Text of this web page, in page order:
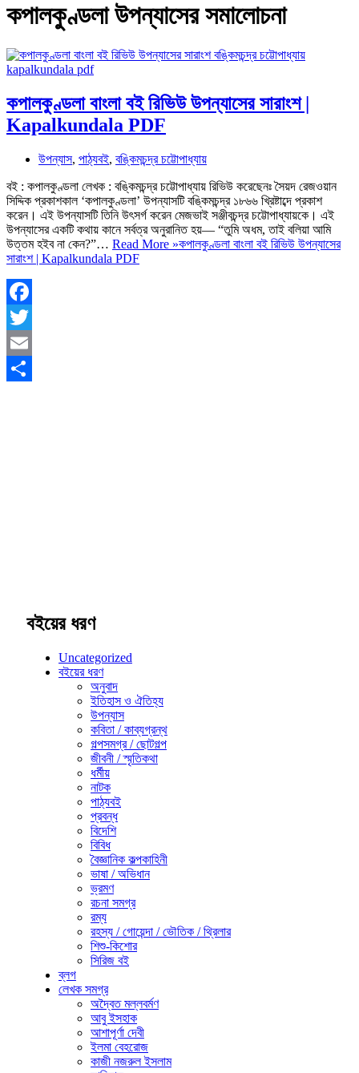
কপালকুণ্ডলা উপন্যাসের সমালোচনা
কপালকুণ্ডলা বাংলা বই রিভিউ উপন্যাসের সারাংশ |
Kapalkundala PDF
উপন্যাস, পাঠ্যবই, বঙ্কিমচন্দ্র চট্টোপাধ্যায়
বই : কপালকুণ্ডলা লেখক : বঙ্কিমচন্দ্র চট্টোপাধ্যায় রিভিউ করেছেনঃ সৈয়দ রেজওয়ান
সিদ্দিক প্রকাশকাল ‘কপালকুণ্ডলা’ উপন্যাসটি বঙ্কিমচন্দ্র ১৮৬৬ খ্রিষ্টাব্দে প্রকাশ
করেন। এই উপন্যাসটি তিনি উৎসর্গ করেন মেজভাই সঞ্জীবচন্দ্র চট্টোপাধ্যায়কে। এই
উপন্যাসের একটি কথায় কানে সর্বত্র অনুরানিত হয়— “তুমি অধম, তাই বলিয়া আমি
উত্তম হইব না কেন?”… Read More »কপালকুণ্ডলা বাংলা বই রিভিউ উপন্যাসের
সারাংশ | Kapalkundala PDF
Facebook
Twitter
Email
বইয়ের ধরণ
Uncategorized
বইয়ের ধরণ
অনুবাদ
ইতিহাস ও ঐতিহ্য
উপন্যাস
কবিতা / কাব্যগ্রন্থ
গল্পসমগ্র / ছোটগল্প
জীবনী / স্মৃতিকথা
ধর্মীয়
নাটক
পাঠ্যবই
প্রবন্ধ
বিদেশি
বিবিধ
বৈজ্ঞানিক কল্পকাহিনী
ভাষা / অভিধান
ভ্রমণ
রচনা সমগ্র
রম্য
রহস্য / গোয়েন্দা / ভৌতিক / থ্রিলার
শিশু-কিশোর
সিরিজ বই
ব্লগ
লেখক সমগ্র
অদ্বৈত মল্লবর্মণ
আবু ইসহাক
আশাপূর্ণা দেবী
ইলমা বেহরোজ
কাজী নজরুল ইসলাম